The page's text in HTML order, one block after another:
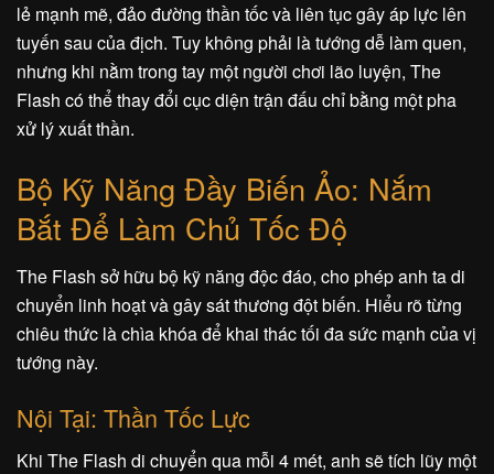
lẻ mạnh mẽ, đảo đường thần tốc và liên tục gây áp lực lên
tuyến sau của địch. Tuy không phải là tướng dễ làm quen,
nhưng khi nằm trong tay một người chơi lão luyện, The
Flash có thể thay đổi cục diện trận đấu chỉ bằng một pha
xử lý xuất thần.
Bộ Kỹ Năng Đầy Biến Ảo: Nắm
Bắt Để Làm Chủ Tốc Độ
The Flash sở hữu bộ kỹ năng độc đáo, cho phép anh ta di
chuyển linh hoạt và gây sát thương đột biến. Hiểu rõ từng
chiêu thức là chìa khóa để khai thác tối đa sức mạnh của vị
tướng này.
Nội Tại: Thần Tốc Lực
Khi The Flash di chuyển qua mỗi 4 mét, anh sẽ tích lũy một